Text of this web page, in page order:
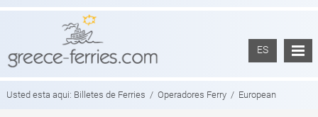
ES
Usted esta aqui: Billetes de Ferries / Operadores Ferry / European